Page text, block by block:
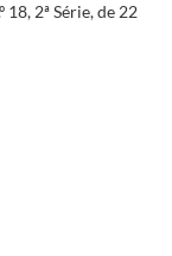
2ª Série, de 22